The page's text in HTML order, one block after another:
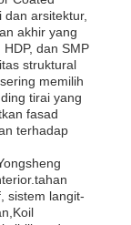
arsitektur,
akhir yang
dan SMP
struktural
memilih
tirai yang
fasad
terhadap
sistem langit-